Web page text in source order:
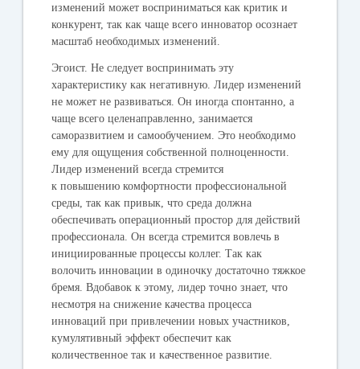
изменений может восприниматься как критик и
конкурент, так как чаще всего инноваторoсознает
масштаб необходимых изменений.
Эгоист.Не следует воспринимать эту
характеристику как негативную. Лидер изменений
не может не развиваться. Он иногда спонтанно, а
чаще всего целенаправленно, занимается
саморазвитием и самообучением. Это необходимо
ему для ощущения собственной полноценности.
Лидер изменений всегда стремится
кповышению комфортности профессиональной
среды, так как привык, что среда должна
обеспечивать операционный простор для действий
профессионала. Он всегдастремится вовлечь в
инициированные процессы коллег. Так как
волочить инновации в одиночку достаточно тяжкое
бремя. Вдобавок к этому, лидер точно знает, что
несмотря на снижение качества процесса
инноваций при привлечении новых участников,
кумулятивный эффект обеспечит как
количественное так и качественное развитие.